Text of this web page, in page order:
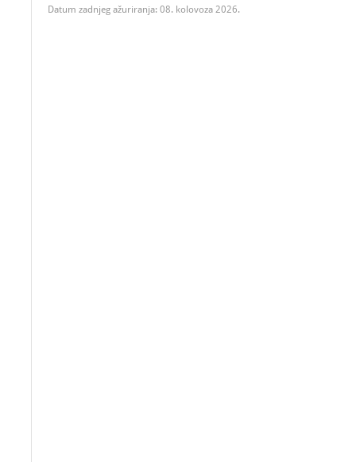
Datum zadnjeg ažuriranja: 08. kolovoza 2026.